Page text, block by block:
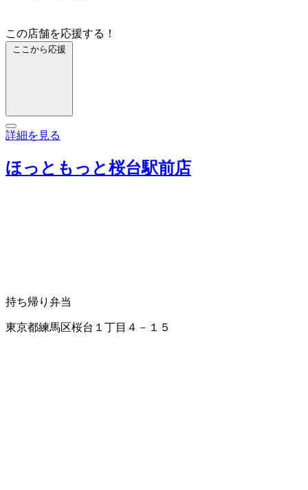
この店舗を応援する！
ここから応援
詳細を見る
ほっともっと桜台駅前店
持ち帰り弁当
東京都練馬区桜台１丁目４－１５